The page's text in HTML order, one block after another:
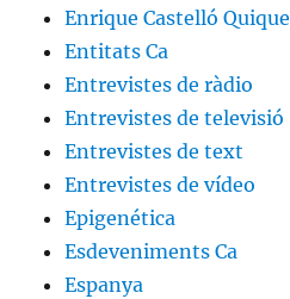
Enrique Castelló Quique
Entitats Ca
Entrevistes de ràdio
Entrevistes de televisió
Entrevistes de text
Entrevistes de vídeo
Epigenética
Esdeveniments Ca
Espanya